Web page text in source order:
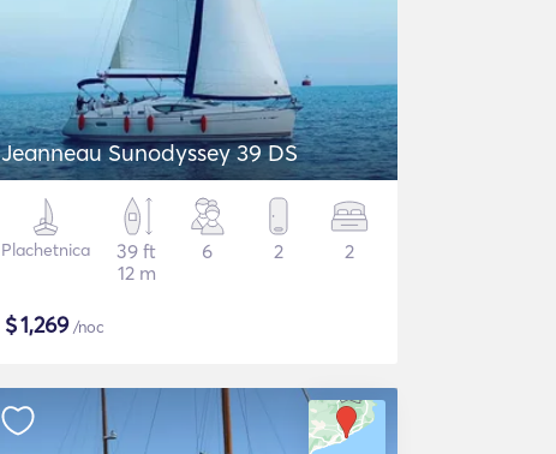
Jeanneau Sunodyssey 39 DS
Plachetnica
39 ft
12 m
6 2 2
$1,269/noc